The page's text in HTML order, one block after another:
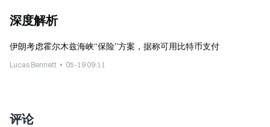
深度解析
伊朗考虑霍尔木兹海峡“保险”方案，据称可用比特币支付
Lucas Bennett 05-19 09:11
评论